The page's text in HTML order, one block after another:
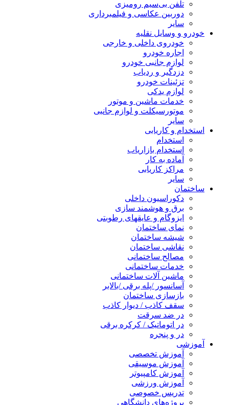
تلفن بی‌سیم رومیزی
دوربین عکاسی و فیلمبرداری
سایر
خودرو و وسایل نقلیه
خودروی داخلی و خارجی
اجاره خودرو
لوازم جانبی خودرو
دزدگیر و ردیاب
تزئینات خودرو
لوازم یدکی
خدمات ماشین و موتور
موتورسیکلت و لوازم جانبی
سایر
استخدام و کاریابی
استخدام
استخدام بازاریاب
آماده به کار
مراکز کاریابی
سایر
ساختمان
دکوراسیون داخلی
برق و هوشمند سازی
ایزوگام و عایقهای رطوبتی
نمای ساختمان
شیشه ساختمان
نقاشی ساختمان
مصالح ساختمانی
خدمات ساختمانی
ماشین آلات ساختمانی
آسانسور /پله برقی /بالابر
بازسازی ساختمان
سقف کاذب / دیوار کاذب
در ضد سرقت
در اتوماتیک / کرکره برقی
در و پنجره
آموزشی
آموزش تخصصی
آموزش موسیقی
آموزش کامپیوتر
آموزش ورزشی
تدریس خصوصی
پروژه‌های دانشگاهی